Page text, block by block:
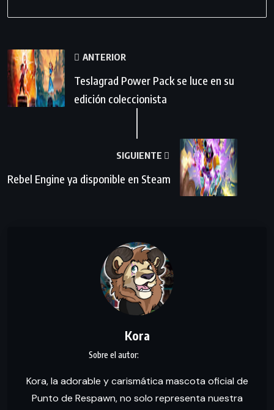
ANTERIOR
Teslagrad Power Pack se luce en su
edición coleccionista
SIGUIENTE
Rebel Engine ya disponible en Steam
Kora
Kora, la adorable y carismática mascota oficial de
Punto de Respawn, no solo representa nuestra